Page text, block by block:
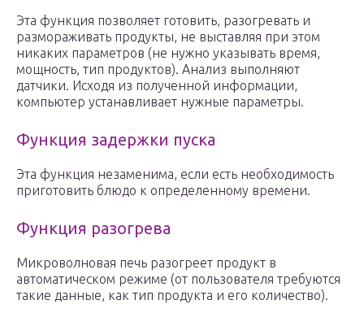
Эта функция позволяет готовить, разогревать и
размораживать продукты, не выставляя при этом
никаких параметров (не нужно указывать время,
мощность, тип продуктов). Анализ выполняют
датчики. Исходя из полученной информации,
компьютер устанавливает нужные параметры.
Функция задержки пуска
Эта функция незаменима, если есть необходимость
приготовить блюдо к определенному времени.
Функция разогрева
Микроволновая печь разогреет продукт в
автоматическом режиме (от пользователя требуются
такие данные, как тип продукта и его количество).